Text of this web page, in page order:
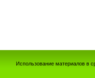
Использование материалов в